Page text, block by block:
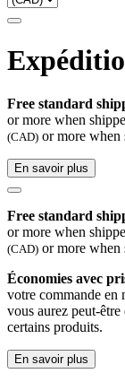
Free standard
or more when
(CAD) or more when
En savoir plus
Free standard
or more when
(CAD) or more when
Économies avec
votre commande en
vous aurez peut-
certains produits.
En savoir plus